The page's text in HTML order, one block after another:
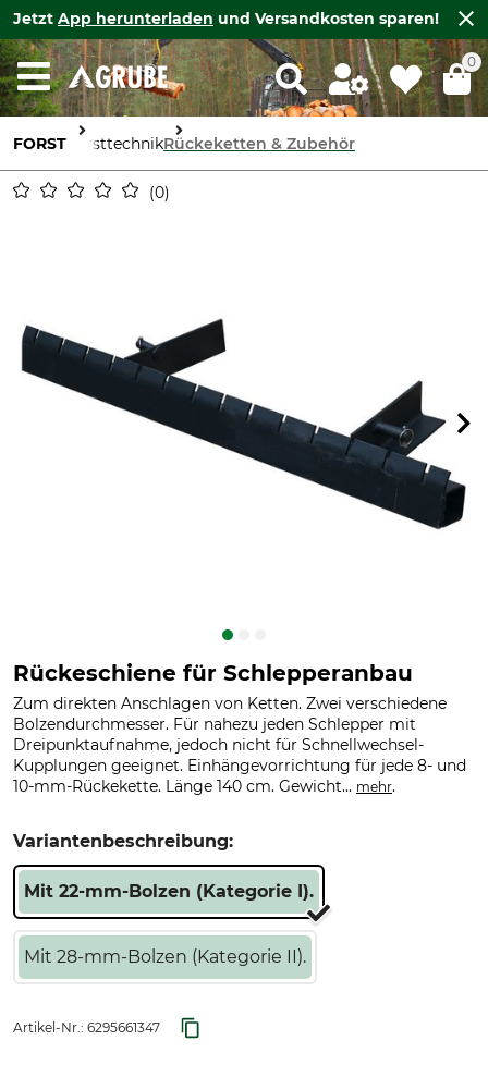
Jetzt App herunterladen und Versandkosten sparen!
0
FORST ForsttechnikRückeketten & Zubehör
0
Rückeschiene für Schlepperanbau
Zum direkten Anschlagen von Ketten. Zwei verschiedene
Bolzendurchmesser. Für nahezu jeden Schlepper mit
Dreipunktaufnahme, jedoch nicht für Schnellwechsel-
Kupplungen geeignet. Einhängevorrichtung für jede 8- und
10-mm-Rückekette. Länge 140 cm. Gewicht... mehr.
Variantenbeschreibung:
Mit 22-mm-Bolzen (Kategorie I).
Mit 28-mm-Bolzen (Kategorie II).
Artikel-Nr.: 6295661347